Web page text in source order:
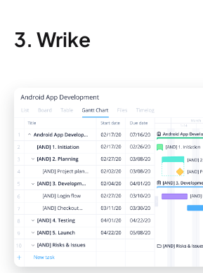
3. Wrike